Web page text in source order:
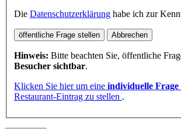
Die Datenschutzerklärung habe ich zur
öffentliche Frage stellen Abbrechen
Hinweis: Bitte beachten Sie, öffentliche
Besucher sichtbar.
Klicken Sie hier um eine individuelle Frage
Restaurant-Eintrag zu stellen .